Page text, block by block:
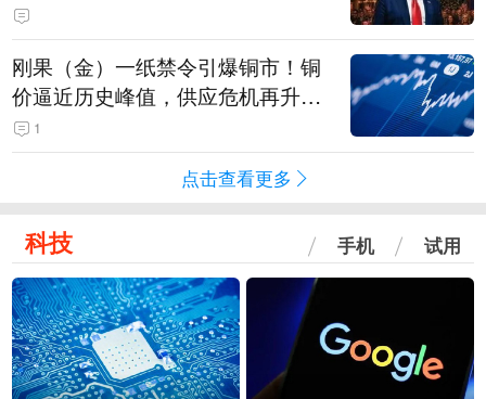
刚果（金）一纸禁令引爆铜市！铜
价逼近历史峰值，供应危机再升
级？1
点击查看更多
科技 手机 试用